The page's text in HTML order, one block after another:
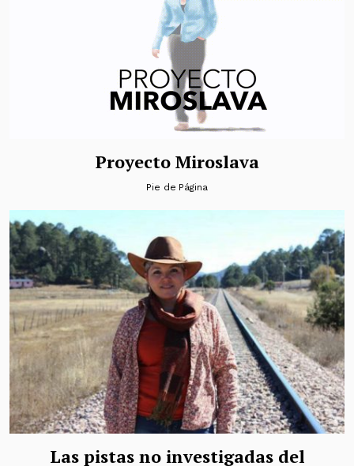
Proyecto Miroslava
Pie de Página
Las pistas no investigadas del